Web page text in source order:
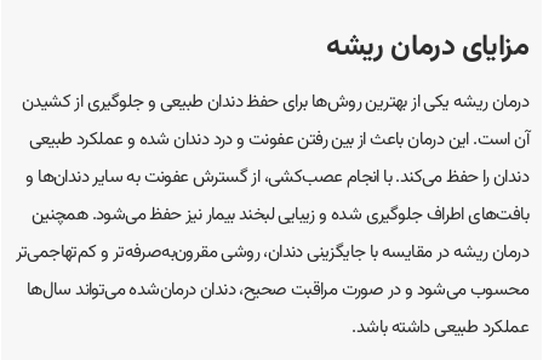
مزایای درمان ریشه
درمان ریشه یکی از بهترین روش‌ها برای حفظ دندان طبیعی و جلوگیری از کشیدن
آن است. این درمان باعث از بین رفتن عفونت و درد دندان شده و عملکرد طبیعی
دندان را حفظ می‌کند. با انجام عصب‌کشی، از گسترش عفونت به سایر دندان‌ها و
بافت‌های اطراف جلوگیری شده و زیبایی لبخند بیمار نیز حفظ می‌شود. همچنین
درمان ریشه در مقایسه با جایگزینی دندان، روشی مقرون‌به‌صرفه‌تر و کم‌تهاجمی‌تر
محسوب می‌شود و در صورت مراقبت صحیح، دندان درمان‌شده می‌تواند سال‌ها
عملکرد طبیعی داشته باشد.